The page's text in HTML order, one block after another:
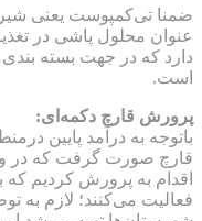
ضمنا تی‌کمپوست یعنی
عنوان محلول پاشی در
دارد که در جهت بسته
است.
پرورش قارچ دکمه‌ای:
باتوجه به درآمد پایین
قارچ صورت گرفت که در
فعالیت می‌کنند؛ لازم به